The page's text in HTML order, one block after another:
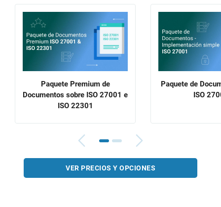
Paquete Premium de
Documentos sobre ISO 27001 e
ISO 22301
Paquete de
ISO
VER PRECIOS Y OPCIONES